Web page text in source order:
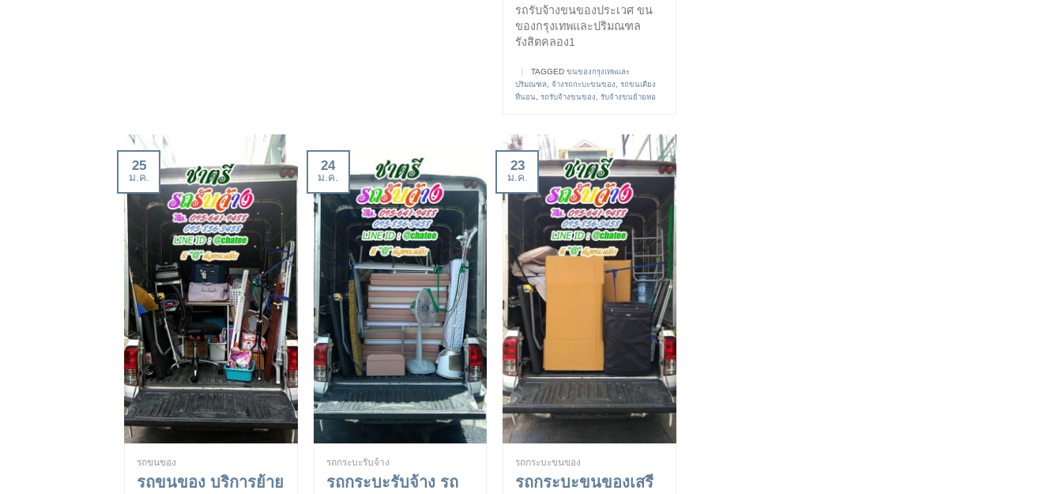
รถรับจ้างขนของประเวศ ขน
ของกรุงเทพและปริมณฑล
รังสิตคลอง1
| TAGGEDขนของกรุงเทพและ
ปริมณฑล
,จ้างรถกะบะขนของ ,รถขนเตียง
ที่นอน ,รถรับจ้างขนของ ,รับจ้างขนย้ายหอ
25
ม.ค.
รถขนของ
รถขนของ บริการย้าย
24
ม.ค.
รถกระบะรับจ้าง
รถกระบะรับจ้าง รถ
23
ม.ค.
รถกระบะขนของ
รถกระบะขนของเสรี